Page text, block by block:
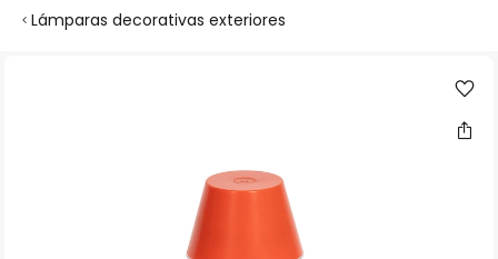
Lámparas decorativas exteriores